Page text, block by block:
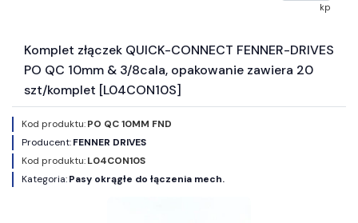
kp
Komplet złączek QUICK-CONNECT FENNER-DRIVES
PO QC 10mm & 3/8cala, opakowanie zawiera 20
szt/komplet [L04CON10S]
Kod produktu:PO QC 10MM FND
Producent:FENNER DRIVES
Kod produktu:L04CON10S
Kategoria:Pasy okrągłe do łączenia mech.